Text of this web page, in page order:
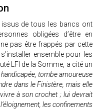
issus de tous les bancs ont
obligées d’être en
pas être frappés par cette
ensemble pour les
LFI de la Somme, a cité un
handicapée, tombe amoureuse
dans le Finistère, mais elle
à son crochet ; lui devrait
les confinements